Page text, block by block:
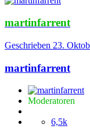
martinfarrent
Geschrieben 23.
martinfarrent
Moderatoren
6,5k